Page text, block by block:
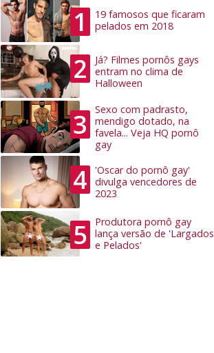
1
19 famosos que ficaram
pelados em 2018
2
Já? Filmes pornôs gays
entram no clima de
Halloween
3
Sexo com padrasto,
mendigo dotado, na
favela... Veja HQ pornô
gay
4
'Oscar do pornô gay'
divulga vencedores de
2023
5
Produtora pornô gay
lança versão de 'Largados
e Pelados'